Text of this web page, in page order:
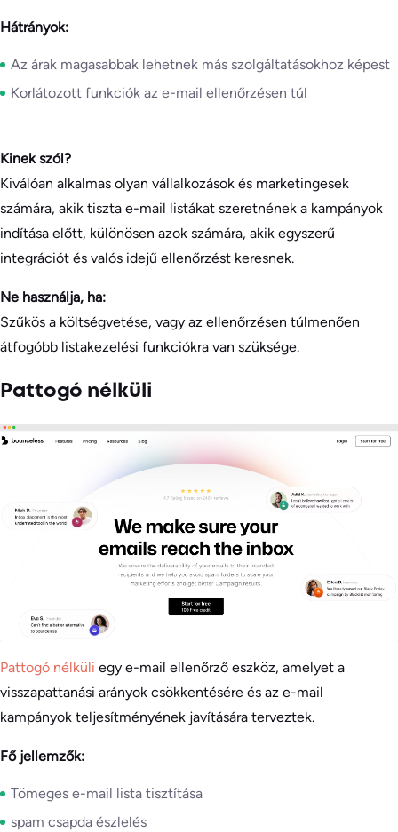
Hátrányok:
Az árak magasabbak lehetnek más szolgáltatásokhoz képest
Korlátozott funkciók az e-mail ellenőrzésen túl
Kinek szól?
Kiválóan alkalmas olyan vállalkozások és marketingesek
számára, akik tiszta e-mail listákat szeretnének a kampányok
indítása előtt, különösen azok számára, akik egyszerű
integrációt és valós idejű ellenőrzést keresnek.
Ne használja, ha:
Szűkös a költségvetése, vagy az ellenőrzésen túlmenően
átfogóbb listakezelési funkciókra van szüksége.
Pattogó nélküli
Pattogó nélküli egy e-mail ellenőrző eszköz, amelyet a
visszapattanási arányok csökkentésére és az e-mail
kampányok teljesítményének javítására terveztek.
Fő jellemzők:
Tömeges e-mail lista tisztítása
spam csapda észlelés